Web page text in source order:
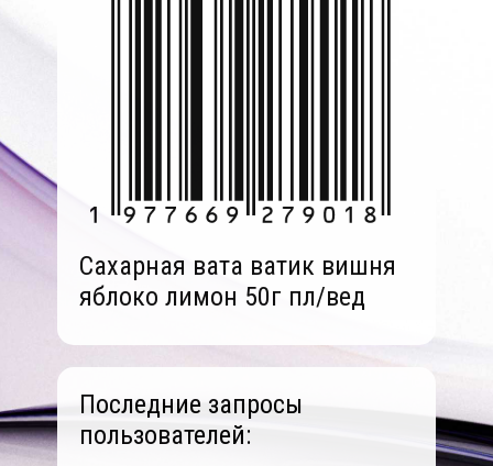
Сахарная вата ватик вишня
яблоко лимон 50г пл/вед
Последние запросы
пользователей: